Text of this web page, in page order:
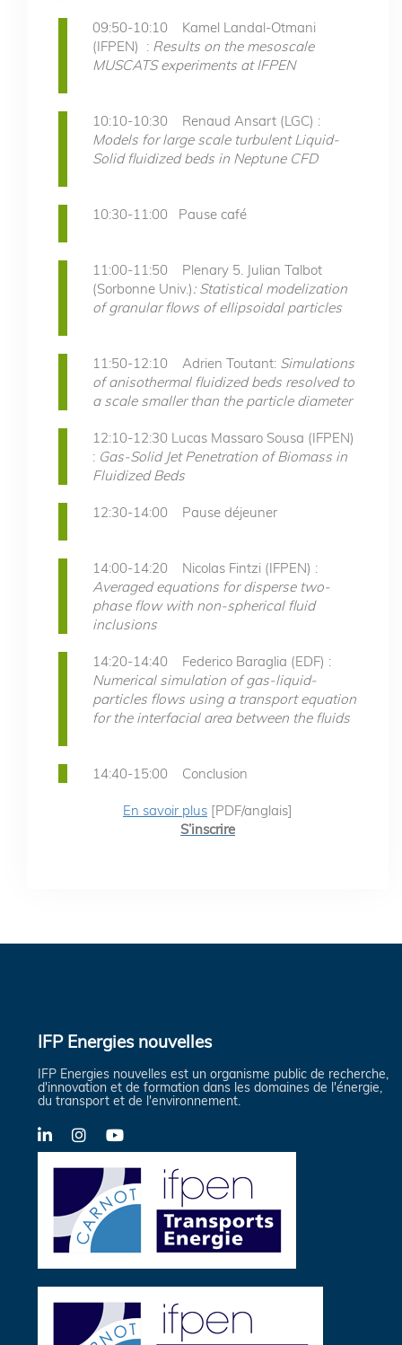
09:50-10:10 Kamel Landal-Otmani
(IFPEN) :Results on the mesoscale
MUSCATS experiments at IFPEN
10:10-10:30 Renaud Ansart (LGC) :
Models for large scale turbulent Liquid-
Solid fluidized beds in Neptune CFD
10:30-11:00 Pause café
11:00-11:50 Plenary 5. Julian Talbot
(Sorbonne Univ.): Statistical modelization
of granular flows of ellipsoidal particles
11:50-12:10 Adrien Toutant: Simulations
of anisothermal fluidized beds resolved to
a scale smaller than the particle diameter
12:10-12:30 Lucas Massaro Sousa (IFPEN)
:Gas-Solid Jet Penetration of Biomass in
Fluidized Beds
12:30-14:00 Pause déjeuner
14:00-14:20 Nicolas Fintzi (IFPEN) :
Averaged equations for disperse two-
phase flow with non-spherical fluid
inclusions
14:20-14:40 Federico Baraglia (EDF) :
Numerical simulation of gas-liquid-
particles flows using a transport equation
for the interfacial area between the fluids
14:40-15:00 Conclusion
En savoir plus [PDF/anglais]
S’inscrire
IFP Energies nouvelles
IFP Energies nouvelles est un organisme public de recherche,
d'innovation et de formation dans les domaines de l'énergie,
du transport et de l'environnement.
LinkedInInstagramYouTube